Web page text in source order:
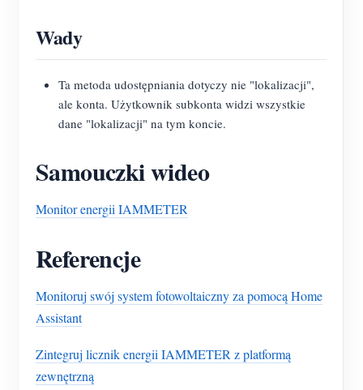
Wady
Ta metoda udostępniania dotyczy nie "lokalizacji",
ale konta. Użytkownik subkonta widzi wszystkie
dane "lokalizacji" na tym koncie.
Samouczki wideo
Monitor energii IAMMETER
Referencje
Monitoruj swój system fotowoltaiczny za pomocą Home
Assistant
Zintegruj licznik energii IAMMETER z platformą
zewnętrzną